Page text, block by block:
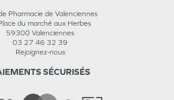
Pharmacie de Valenciennes
du marché aux Herbes
59300 Valenciennes
03 27 46 32 39
Rejoignez-nous
SÉCURISÉS